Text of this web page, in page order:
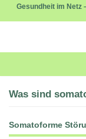
Gesundheit im Netz
Was sind
Somatoforme